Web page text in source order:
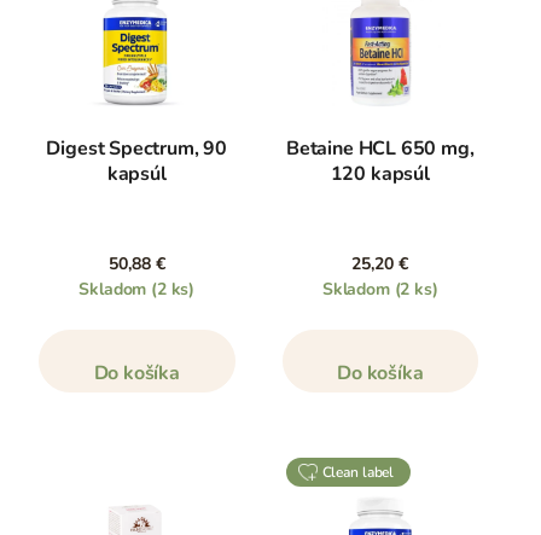
Digest Spectrum, 90
kapsúl
50,88 €
Skladom (2 ks)
Do košíka
Betaine HCL 650 mg,
120 kapsúl
25,20 €
Skladom (2 ks)
Do košíka
clean label